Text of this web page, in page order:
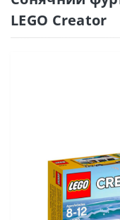
LEGO Creator